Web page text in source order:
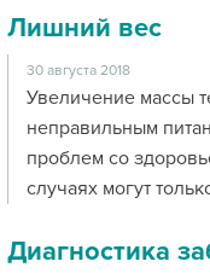
Лишний вес
30 августа 2018
Увеличение массы
неправильным
проблем со
случаях могут
Диагностика